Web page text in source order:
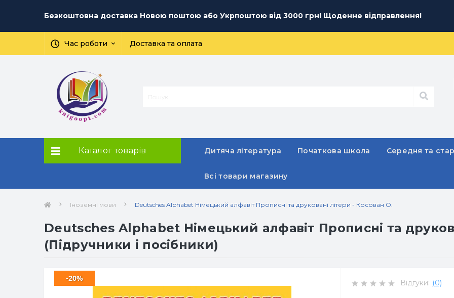
Безкоштовна доставка Новою поштою або Укрпоштою від 3000 грн! Щоденне відправлення!
Час роботи Доставка та оплата
Каталог товарів Дитяча література Початкова школа Середня та
Всі товари магазину
Іноземні мови Deutsches Alphabet Німецький алфавіт Прописні та друковані літери - Косован О.
Deutsches Alphabet Німецький алфавіт Прописні та
(Підручники і посібники)
-20% Відгуки: (0)